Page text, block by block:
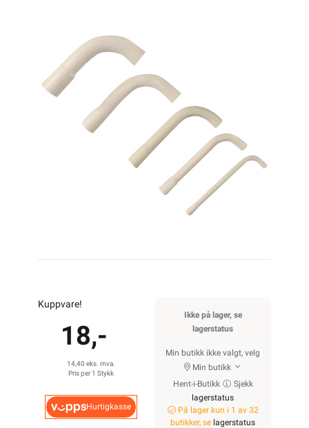
Kuppvare!
18,-
14,40 eks. mva.
Pris per 1 Stykk
Hurtigkasse
Ikke på lager, se
lagerstatus
Min butikk ikke valgt, velg
Min butikk
Hent-i-Butikk
Sjekk
lagerstatus
På lager kun i 1 av 32
butikker, se lagerstatus